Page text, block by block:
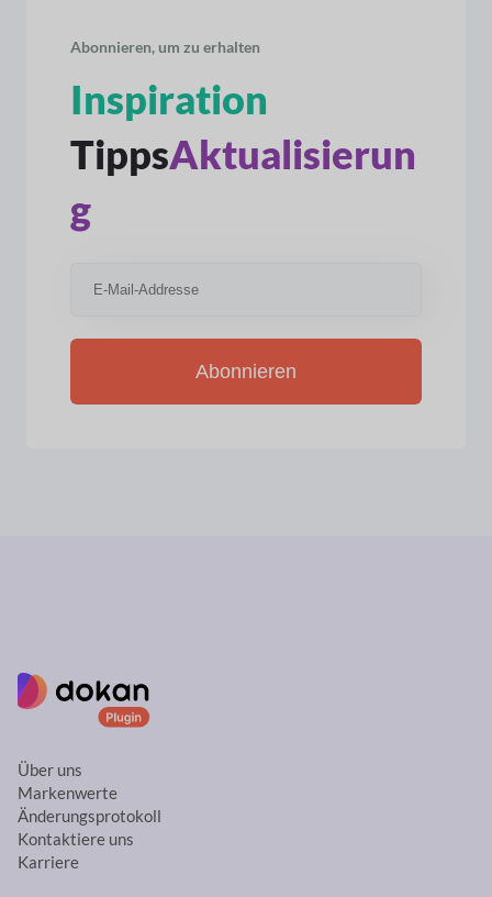
Abonnieren, um zu erhalten
Inspiration
TippsAktualisierun
g
Abonnieren
Über uns
Markenwerte
Änderungsprotokoll
Kontaktiere uns
Karriere